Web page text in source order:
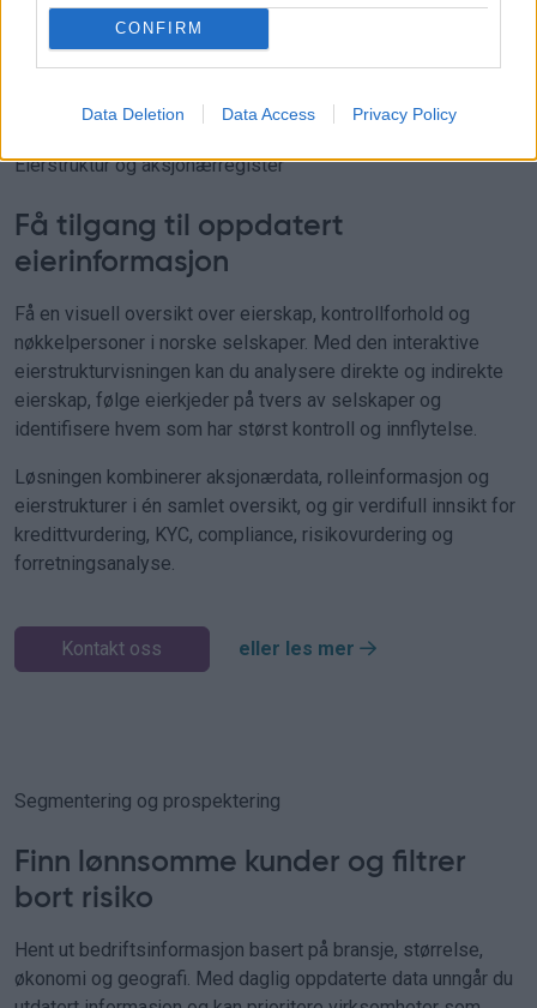
CONFIRM
Data Deletion Data Access Privacy Policy
Kontakt oss eller les mer
Eierstruktur og aksjonærregister
Få tilgang til oppdatert
eierinformasjon
Få en visuell oversikt over eierskap, kontrollforhold og
nøkkelpersoner i norske selskaper. Med den interaktive
eierstrukturvisningen kan du analysere direkte og indirekte
eierskap, følge eierkjeder på tvers av selskaper og
identifisere hvem som har størst kontroll og innflytelse.
Løsningen kombinerer aksjonærdata, rolleinformasjon og
eierstrukturer i én samlet oversikt, og gir verdifull innsikt for
kredittvurdering, KYC, compliance, risikovurdering og
forretningsanalyse.
Kontakt oss eller les mer
Segmentering og prospektering
Finn lønnsomme kunder og filtrer
bort risiko
Hent ut bedriftsinformasjon basert på bransje, størrelse,
økonomi og geografi. Med daglig oppdaterte data unngår du